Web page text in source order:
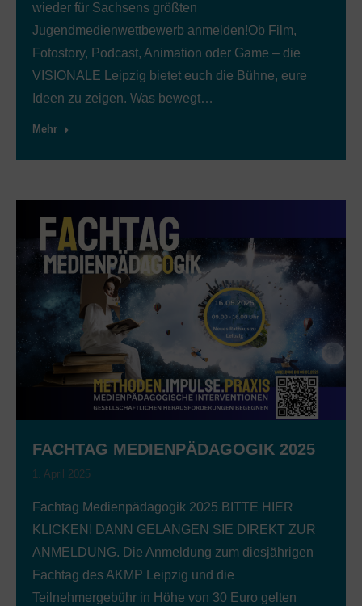
wieder für Sachsens größten
Jugendmedienwettbewerb anmelden!Ob Film,
Fotostory, Podcast, Animation oder Game – die
VISIONALE Leipzig bietet euch die Bühne, eure
Ideen zu zeigen. Was bewegt…
Mehr
FACHTAG MEDIENPÄDAGOGIK 2025
1. April 2025
Fachtag Medienpädagogik 2025 BITTE HIER
KLICKEN! DANN GELANGEN SIE DIREKT ZUR
ANMELDUNG. Die Anmeldung zum diesjährigen
Fachtag des AKMP Leipzig und die
Teilnehmergebühr in Höhe von 30 Euro gelten